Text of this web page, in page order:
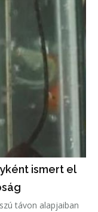
ismert el
távon alapjaiban